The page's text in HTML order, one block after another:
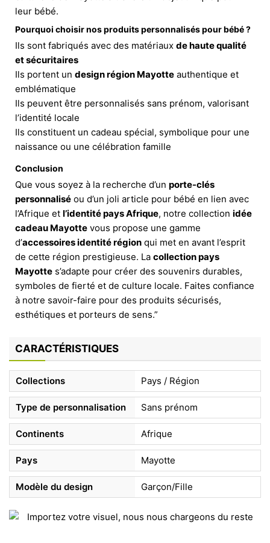
leur bébé.
Pourquoi choisir nos produits personnalisés pour bébé ?
Ils sont fabriqués avec des matériaux de haute qualité
et sécuritaires
Ils portent un design région Mayotte authentique et
emblématique
Ils peuvent être personnalisés sans prénom, valorisant
l’identité locale
Ils constituent un cadeau spécial, symbolique pour une
naissance ou une célébration famille
Conclusion
Que vous soyez à la recherche d’un porte-clés
personnalisé ou d’un joli article pour bébé en lien avec
l’Afrique et l’identité pays Afrique, notre collection idée
cadeau Mayotte vous propose une gamme
d’accessoires identité région qui met en avant l’esprit
de cette région prestigieuse. La collection pays
Mayotte s’adapte pour créer des souvenirs durables,
symboles de fierté et de culture locale. Faites confiance
à notre savoir-faire pour des produits sécurisés,
esthétiques et porteurs de sens.”
CARACTÉRISTIQUES
Collections Pays / Région
Type de personnalisation Sans prénom
Continents Afrique
Pays Mayotte
Modèle du design Garçon/Fille